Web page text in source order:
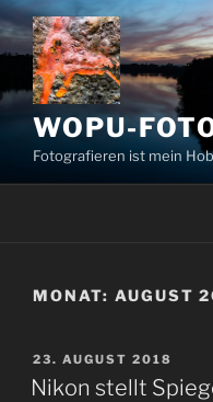
Zum
Inhalt
springen
WOPU-
Fotografieren ist mein
MONAT: AUGUST
VERÖFFENTLICHT
AM
23. AUGUST 2018
Nikon stellt